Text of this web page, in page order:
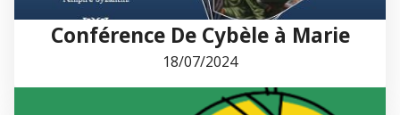
Conférence De Cybèle à Marie
18/07/2024